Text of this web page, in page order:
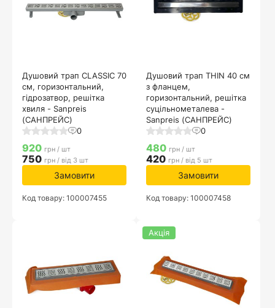
Душовий трап CLASSIC 70
см, горизонтальний,
гідрозатвор, решітка
хвиля - Sanpreis
(САНПРЕЙС)
0
920 грн / шт
750 грн / від 3 шт
Замовити
Код товару: 100007455
Душовий трап THIN 40 см
з фланцем,
горизонтальний, решітка
суцільнометалева -
Sanpreis (САНПРЕЙС)
0
480 грн / шт
420 грн / від 5 шт
Замовити
Код товару: 100007458
Акція